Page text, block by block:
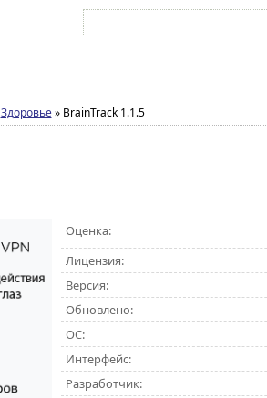
Здоровье »BrainTrack 1.1.5
Оценка:
Лицензия:
Версия:
Обновлено:
ОС:
Интерфейс:
Разработчик: